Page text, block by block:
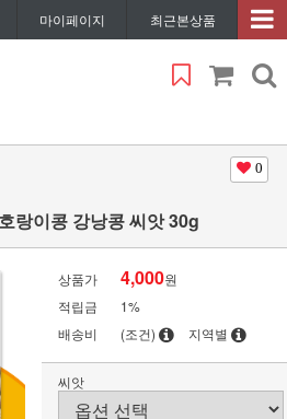
마이페이지 최근본상품
0
랑이콩 강낭콩 씨앗 30g
상품가 4,000원
적립금
1%
배송비
(조건) 지역별
씨앗